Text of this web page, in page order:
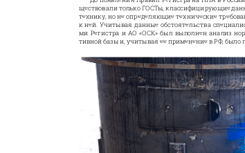
ществовали только ГОСТы, классифицирующие
технику, но не определяющие технические
к ней. Учитывая данные обстоятельства
ми Регистра и АО «ОСК» был выполнен анализ
тивной базы и, учитывая ее применение в РФ, было